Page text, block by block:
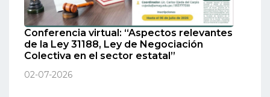
Conferencia virtual: “Aspectos relevantes
de la Ley 31188, Ley de Negociación
Colectiva en el sector estatal”
02-07-2026